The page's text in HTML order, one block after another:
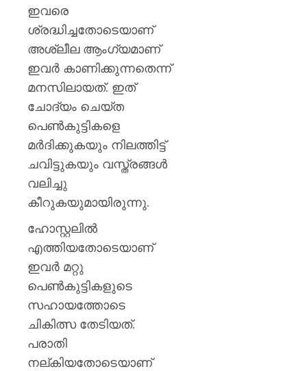
ഇവരെ
ശ്രദ്ധിച്ചതോടെയാണ്
അശ്ലീല ആംഗ്യമാണ്
ഇവര്‍ കാണിക്കുന്നതെന്ന്
മനസിലായത്. ഇത്
ചോദ്യം ചെയ്ത
പെണ്‍കുട്ടികളെ
മര്‍ദിക്കുകയും നിലത്തിട്ട്
ചവിട്ടുകയും വസ്ത്രങ്ങള്‍
വലിച്ചു
കീറുകയുമായിരുന്നു.
ഹോസ്റ്റലില്‍
എത്തിയതോടെയാണ്
ഇവര്‍ മറ്റു
പെണ്‍കുട്ടികളുടെ
സഹായത്തോടെ
ചികിത്സ തേടിയത്.
പരാതി
നല്കിയതോടെയാണ്